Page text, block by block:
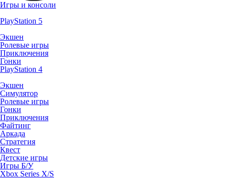
Игры и консоли
PlayStation 5
Экшен
Ролевые игры
Приключения
Гонки
PlayStation 4
Экшен
Симулятор
Ролевые игры
Гонки
Приключения
Файтинг
Аркада
Стратегия
Квест
Детские игры
Игры Б/У
Xbox Series X/S